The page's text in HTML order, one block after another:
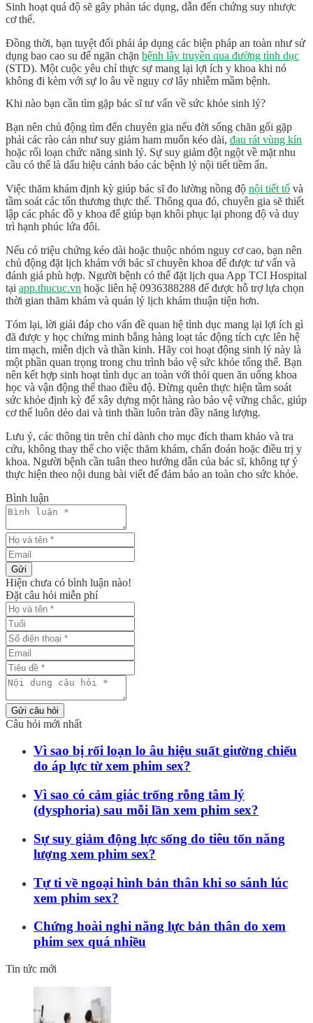
Sinh hoạt quá độ sẽ gây phản tác dụng, dẫn đến chứng suy nhược
cơ thể.
Đồng thời, bạn tuyệt đối phải áp dụng các biện pháp an toàn như sử
dụng bao cao su để ngăn chặn bệnh lây truyền qua đường tình dục
(STD). Một cuộc yêu chỉ thực sự mang lại lợi ích y khoa khi nó
không đi kèm với sự lo âu về nguy cơ lây nhiễm mầm bệnh.
Khi nào bạn cần tìm gặp bác sĩ tư vấn về sức khỏe sinh lý?
Bạn nên chủ động tìm đến chuyên gia nếu đời sống chăn gối gặp
phải các rào cản như suy giảm ham muốn kéo dài, đau rát vùng kín
hoặc rối loạn chức năng sinh lý. Sự suy giảm đột ngột về mặt nhu
cầu có thể là dấu hiệu cảnh báo các bệnh lý nội tiết tiềm ẩn.
Việc thăm khám định kỳ giúp bác sĩ đo lường nồng độ nội tiết tố và
tầm soát các tổn thương thực thể. Thông qua đó, chuyên gia sẽ thiết
lập các phác đồ y khoa để giúp bạn khôi phục lại phong độ và duy
trì hạnh phúc lứa đôi.
Nếu có triệu chứng kéo dài hoặc thuộc nhóm nguy cơ cao, bạn nên
chủ động đặt lịch khám với bác sĩ chuyên khoa để được tư vấn và
đánh giá phù hợp. Người bệnh có thể đặt lịch qua App TCI Hospital
tại app.thucuc.vn hoặc liên hệ 0936388288 để được hỗ trợ lựa chọn
thời gian thăm khám và quản lý lịch khám thuận tiện hơn.
Tóm lại, lời giải đáp cho vấn đề quan hệ tình dục mang lại lợi ích gì
đã được y học chứng minh bằng hàng loạt tác động tích cực lên hệ
tim mạch, miễn dịch và thần kinh. Hãy coi hoạt động sinh lý này là
một phần quan trọng trong chu trình bảo vệ sức khỏe tổng thể. Bạn
nên kết hợp sinh hoạt tình dục an toàn với thói quen ăn uống khoa
học và vận động thể thao điều độ. Đừng quên thực hiện tầm soát
sức khỏe định kỳ để xây dựng một hàng rào bảo vệ vững chắc, giúp
cơ thể luôn dẻo dai và tinh thần luôn tràn đầy năng lượng.
Lưu ý, các thông tin trên chỉ dành cho mục đích tham khảo và tra
cứu, không thay thế cho việc thăm khám, chẩn đoán hoặc điều trị y
khoa. Người bệnh cần tuân theo hướng dẫn của bác sĩ, không tự ý
thực hiện theo nội dung bài viết để đảm bảo an toàn cho sức khỏe.
Bình luận
Gửi
Hiện chưa có bình luận nào!
Đặt câu hỏi miễn phí
Gửi câu hỏi
Câu hỏi mới nhất
Vì sao bị rối loạn lo âu hiệu suất giường chiếu
do áp lực từ xem phim sex?
Vì sao có cảm giác trống rỗng tâm lý
(dysphoria) sau mỗi lần xem phim sex?
Sự suy giảm động lực sống do tiêu tốn năng
lượng xem phim sex?
Tự ti về ngoại hình bản thân khi so sánh lúc
xem phim sex?
Chứng hoài nghi năng lực bản thân do xem
phim sex quá nhiều
Tin tức mới